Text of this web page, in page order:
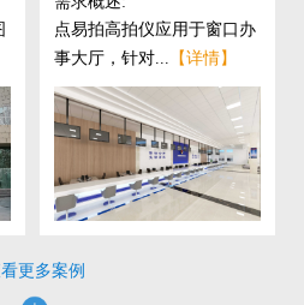
点易拍高拍仪应用于窗口办
事大厅，针对... 【详情】
更多案例